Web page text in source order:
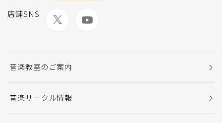
店舗SNS
音楽教室のご案内
音楽サークル情報